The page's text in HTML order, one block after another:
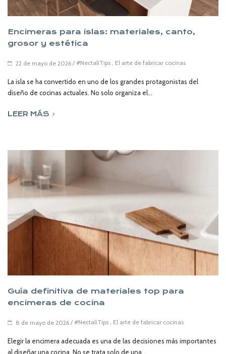
Encimeras para islas: materiales, canto,
grosor y estética
22 de mayo de 2026 / #NectalíTips El arte de fabricar cocinas
La isla se ha convertido en uno de los grandes protagonistas del
diseño de cocinas actuales. No solo organiza el...
LEER MÁS
Guía definitiva de materiales top para
encimeras de cocina
8 de mayo de 2026 / #NectalíTips El arte de fabricar cocinas
Elegir la encimera adecuada es una de las decisiones más importantes
al diseñar una cocina. No se trata solo de una...